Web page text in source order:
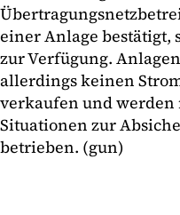
einer Anlage bestätigt,
zur Verfügung.
allerdings keinen
verkaufen und
Situationen zur
betrieben. (gun)